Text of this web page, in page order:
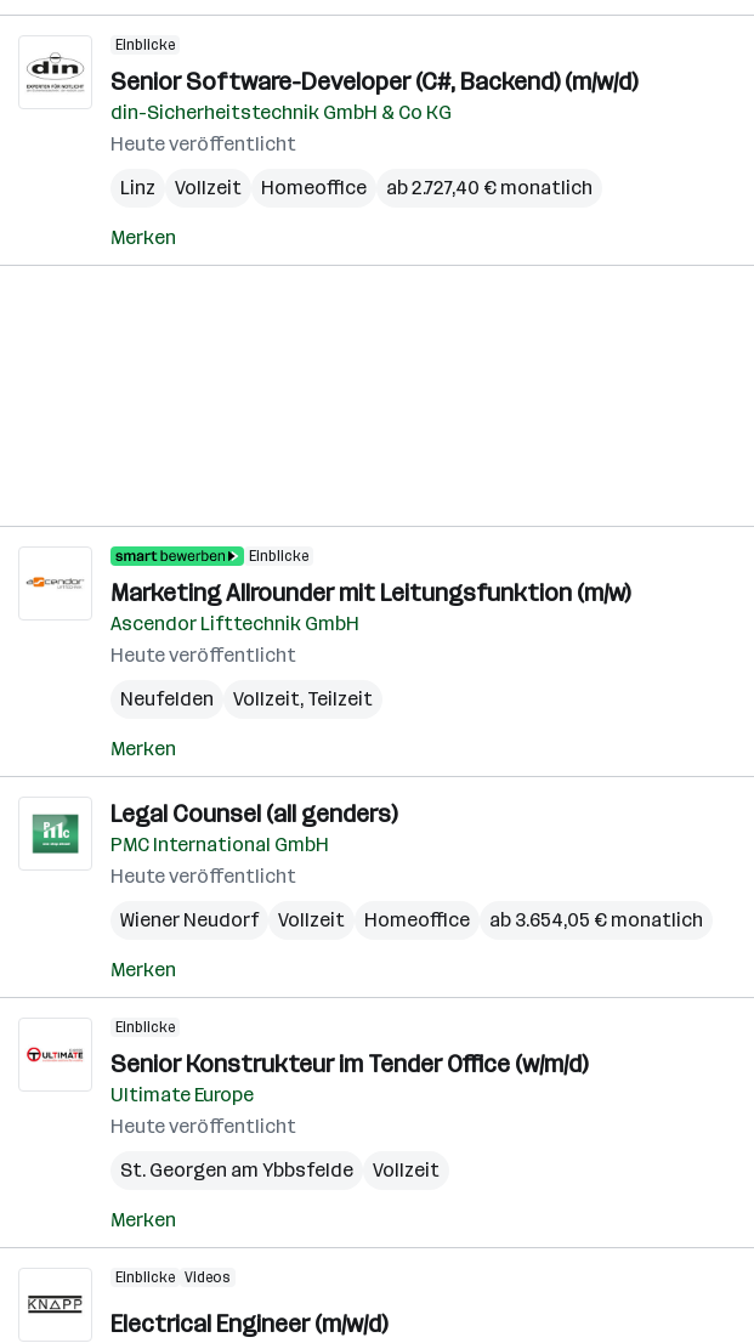
Einblicke
Senior Software-Developer (C#, Backend) (m/w/d)
din-Sicherheitstechnik GmbH & Co KG
Heute veröffentlicht
Linz
Vollzeit Homeoffice ab 2.727,40 € monatlich
Merken
Einblicke
Marketing Allrounder mit Leitungsfunktion (m/w)
Ascendor Lifttechnik GmbH
Heute veröffentlicht
Neufelden
Vollzeit, Teilzeit
Merken
Legal Counsel (all genders)
PMC International GmbH
Heute veröffentlicht
Wiener Neudorf
Vollzeit Homeoffice ab 3.654,05 € monatlich
Merken
Einblicke
Senior Konstrukteur im Tender Office (w/m/d)
Ultimate Europe
Heute veröffentlicht
St. Georgen am Ybbsfelde
Vollzeit
Merken
Einblicke Videos
Electrical Engineer (m/w/d)